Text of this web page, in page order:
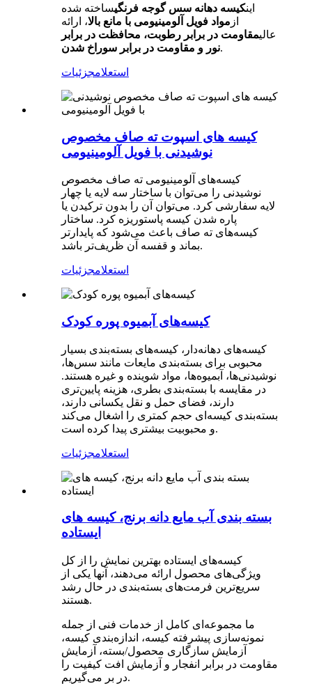
اینکیسه دهانه سس گوجه فرنگیساخته شده
از مواد فویل آلومینیومی با مانع بالا، ارائه
عالیمقاومت در برابر رطوبت، محافظت در برابر
نور و مقاومت در برابر سوراخ شدن.
استعلامجزئیات
کیسه های اسپوت ته صاف مخصوص
نوشیدنی با فویل آلومینیومی
کیسه‌های آلومینیومی ته صاف مخصوص
نوشیدنی را می‌توان با ساختار سه لایه یا چهار
لایه سفارشی کرد. می‌توان آن را بدون ترکیدن یا
پاره شدن کیسه پاستوریزه کرد. ساختار
کیسه‌های ته صاف باعث می‌شود که پایدارتر
بماند و قفسه آن ظریف‌تر باشد.
استعلامجزئیات
کیسه‌های آبمیوه پوره کودک
کیسه‌های دهانه‌دار، کیسه‌های بسته‌بندی بسیار
محبوبی برای بسته‌بندی مایعات مانند سس‌ها،
نوشیدنی‌ها، آبمیوه‌ها، مواد شوینده و غیره هستند.
در مقایسه با بسته‌بندی بطری، هزینه پایین‌تری
دارند، فضای حمل و نقل یکسانی دارند،
بسته‌بندی کیسه‌ای حجم کمتری را اشغال می‌کند
و محبوبیت بیشتری پیدا کرده است.
استعلامجزئیات
بسته بندی آب مایع دانه برنج، کیسه های
ایستاده
کیسه‌های ایستاده بهترین نمایش را از کل
ویژگی‌های محصول ارائه می‌دهند، آنها یکی از
سریع‌ترین فرمت‌های بسته‌بندی در حال رشد
هستند.
ما مجموعه‌ای کامل از خدمات فنی از جمله
نمونه‌سازی پیشرفته کیسه، اندازه‌بندی کیسه،
آزمایش سازگاری محصول/بسته، آزمایش
مقاومت در برابر انفجار و آزمایش افت کیفیت را
در بر می‌گیریم.